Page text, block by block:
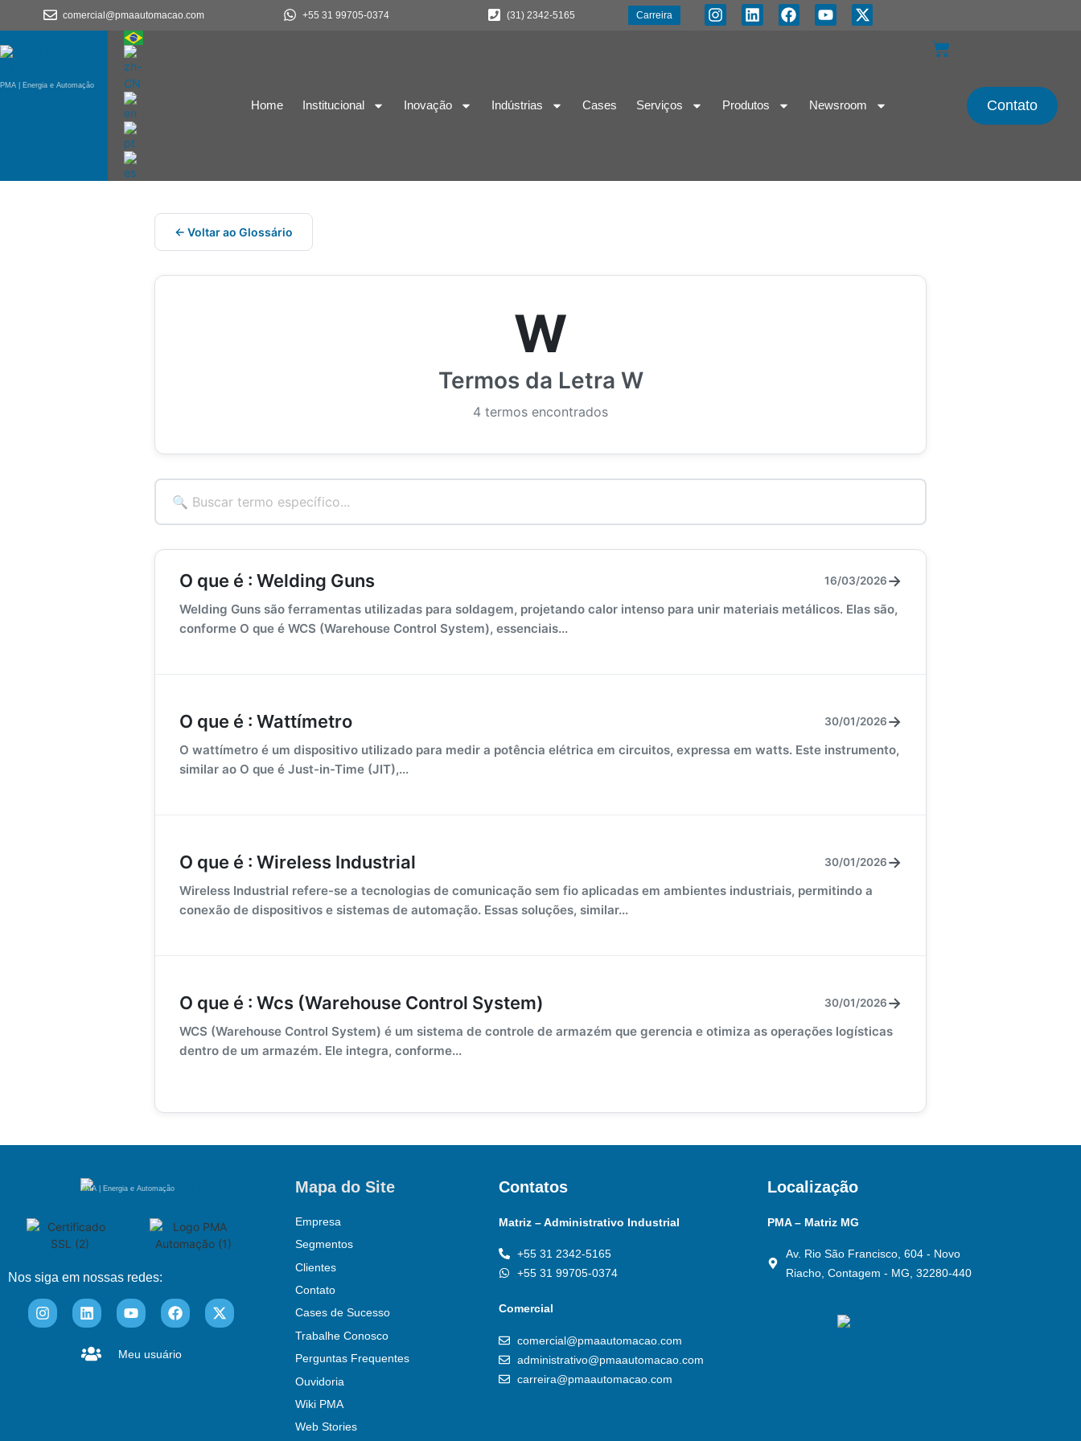
comercial@pmaautomacao.com +55 31 99705-0374 (31) 2342-5165 Carreira
PMA | Energia e Automação
Home Institucional Inovação Indústrias Cases Serviços Produtos Newsroom Contato
← Voltar ao Glossário
W
Termos da Letra W
4 termos encontrados
O que é : Welding Guns 16/03/2026→
Welding Guns são ferramentas utilizadas para soldagem, projetando calor intenso para unir materiais metálicos. Elas são,
conforme O que é WCS (Warehouse Control System), essenciais...
O que é : Wattímetro 30/01/2026→
O wattímetro é um dispositivo utilizado para medir a potência elétrica em circuitos, expressa em watts. Este instrumento,
similar ao O que é Just-in-Time (JIT),...
O que é : Wireless Industrial 30/01/2026→
Wireless Industrial refere-se a tecnologias de comunicação sem fio aplicadas em ambientes industriais, permitindo a
conexão de dispositivos e sistemas de automação. Essas soluções, similar...
O que é : Wcs (Warehouse Control System) 30/01/2026→
WCS (Warehouse Control System) é um sistema de controle de armazém que gerencia e otimiza as operações logísticas
dentro de um armazém. Ele integra, conforme...
PMA | Energia e Automação
Nos siga em nossas redes:
Meu usuário
Mapa do Site
Empresa
Segmentos
Clientes
Contato
Cases de Sucesso
Trabalhe Conosco
Perguntas Frequentes
Ouvidoria
Wiki PMA
Web Stories
Contatos
Matriz – Administrativo Industrial
+55 31 2342-5165
+55 31 99705-0374
Comercial
comercial@pmaautomacao.com
administrativo@pmaautomacao.com
carreira@pmaautomacao.com
Localização
PMA – Matriz MG
Av. Rio São Francisco, 604 - Novo
Riacho, Contagem - MG, 32280-440